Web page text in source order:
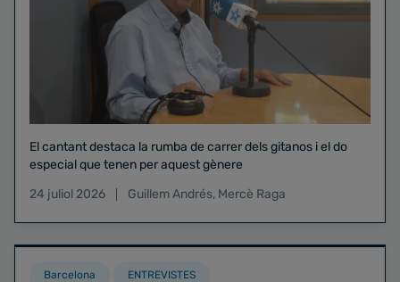
El cantant destaca la rumba de carrer dels gitanos i el do
especial que tenen per aquest gènere
24 juliol 2026
Guillem Andrés, Mercè Raga
Barcelona ENTREVISTES